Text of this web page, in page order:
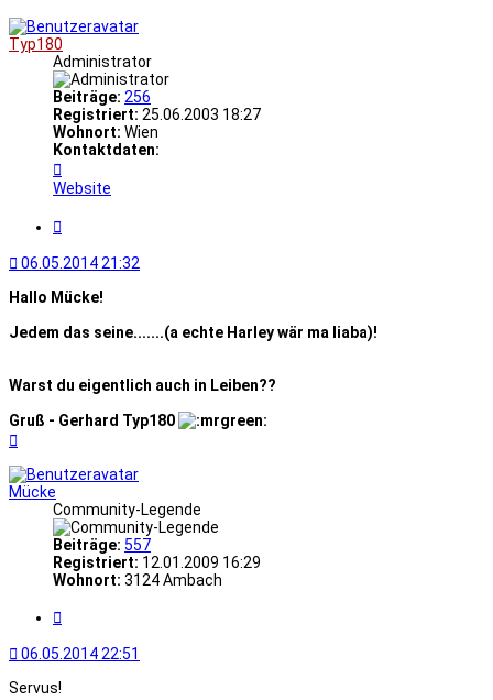
Typ180
Administrator
Beiträge: 256
Registriert: 25.06.2003 18:27
Wohnort: Wien
Kontaktdaten:
von
Typ180
Website
06.05.2014 21:32
Hallo Mücke!
Jedem das seine.......(a echte Harley wär ma liaba)!
Warst du eigentlich auch in Leiben??
Gruß - Gerhard Typ180
Mücke
Community-Legende
Beiträge: 557
Registriert: 12.01.2009 16:29
Wohnort: 3124 Ambach
06.05.2014 22:51
Servus!